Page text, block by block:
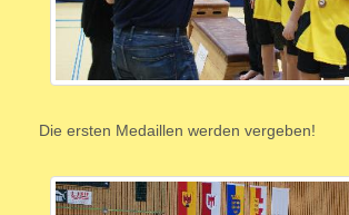
Die ersten Medaillen werden vergeben!